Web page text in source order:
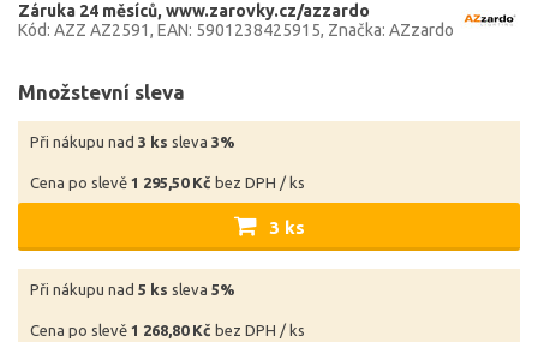
Záruka 24 měsíců www.zarovky.cz/azzardo
Kód: AZZ AZ2591 EAN: 5901238425915 Značka: AZzardo
Množstevní sleva
Při nákupu nad 3 ks sleva 3%
Cena po slevě 1 295,50 Kč bez DPH / ks
3 ks
Při nákupu nad 5 ks sleva 5%
Cena po slevě 1 268,80 Kč bez DPH / ks